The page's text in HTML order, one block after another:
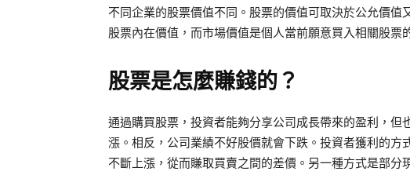
不同企業的股票價值不同。股票的價值可取決於公允價
股票內在價值，而市場價值是個人當前願意買入相關股票
股票是怎麼賺錢的？
通過購買股票，投資者能夠分享公司成長帶來的盈利，但
漲。相反，公司業績不好股價就會下跌。投資者獲利的
不斷上漲，從而賺取買賣之間的差價。另一種方式是部